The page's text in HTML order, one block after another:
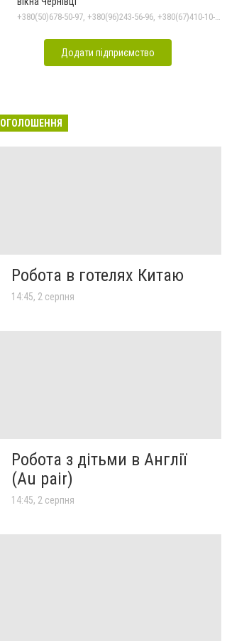
Додати підприємство
ОГОЛОШЕННЯ
Робота в готелях Китаю
14:45, 2 серпня
Робота з дітьми в Англії
(Au pair)
14:45, 2 серпня